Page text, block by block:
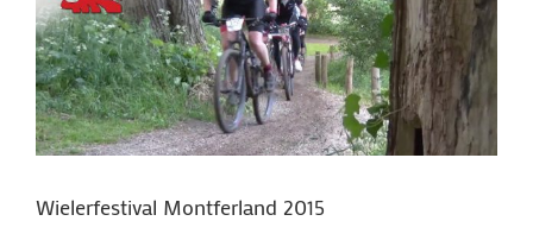
Wielerfestival Montferland 2015